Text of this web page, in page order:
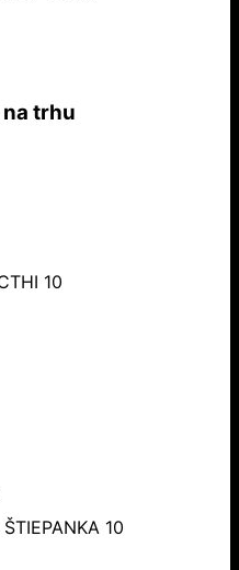
na trhu
10
10